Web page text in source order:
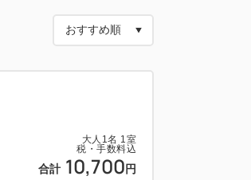
用無料
一両日中に限ります)
大人 1名 1室
税・手数料込
合計 10,700 円